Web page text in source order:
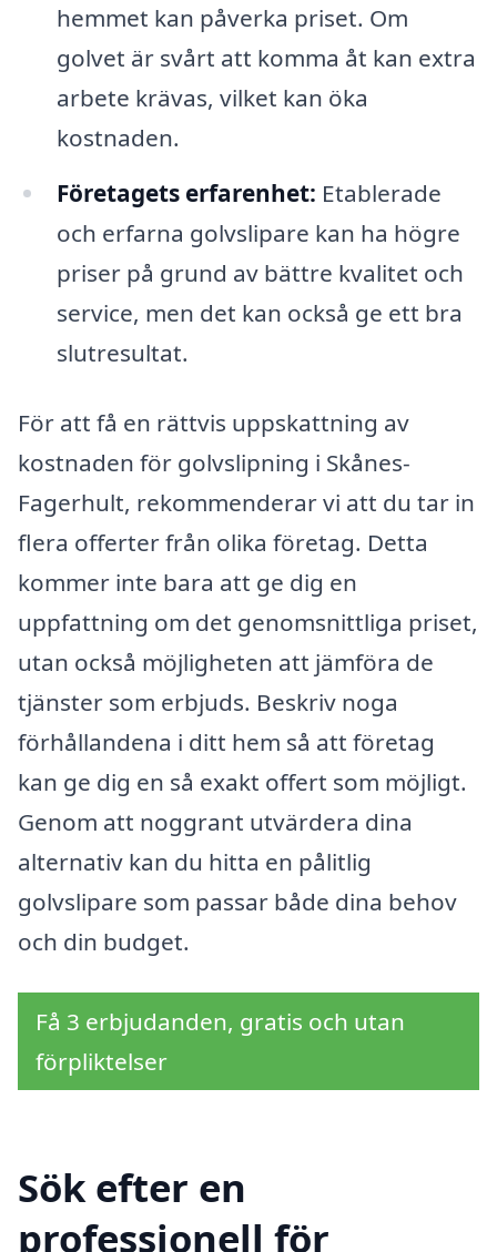
hemmet kan påverka priset. Om
golvet är svårt att komma åt kan extra
arbete krävas, vilket kan öka
kostnaden.
Företagets erfarenhet: Etablerade
och erfarna golvslipare kan ha högre
priser på grund av bättre kvalitet och
service, men det kan också ge ett bra
slutresultat.
För att få en rättvis uppskattning av
kostnaden för golvslipning i Skånes-
Fagerhult, rekommenderar vi att du tar in
flera offerter från olika företag. Detta
kommer inte bara att ge dig en
uppfattning om det genomsnittliga priset,
utan också möjligheten att jämföra de
tjänster som erbjuds. Beskriv noga
förhållandena i ditt hem så att företag
kan ge dig en så exakt offert som möjligt.
Genom att noggrant utvärdera dina
alternativ kan du hitta en pålitlig
golvslipare som passar både dina behov
och din budget.
Få 3 erbjudanden, gratis och utan
förpliktelser
Sök efter en
professionell för